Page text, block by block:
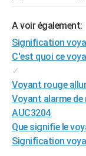
Carte de Noël
Carte Bonne année
Carte Saint-Valentin
Carte Pâques
Carte d'anniversaire
DICTIONNAIRE
Dictionnaire
Biographies
Citations
Expressions
Proverbes
PROGRAMME TV
COPAINS D'AVANT
S'inscrire
Se connecter
Lycées
Collèges
Primaires
Universités
Entreprises
Service militaire
Avis de recherche
AVIS DE DÉCÈS
A voir également:
Signification
C'est quoi ce
✓
Voyant rouge
Voyant alarme
AUC3204
Que signifie le
Signification